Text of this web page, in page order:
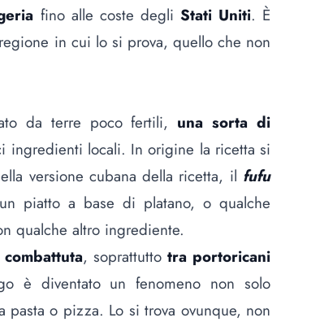
fino alle coste degli Stati Uniti. È
in cui lo si prova, quello che non
da terre poco fertili, una sorta di
ingredienti locali. In origine la ricetta si
versione cubana della ricetta, il fufu
piatto a base di platano, o qualche
qualche altro ingrediente.
, soprattutto tra portoricani
è diventato un fenomeno non solo
pasta o pizza. Lo si trova ovunque, non